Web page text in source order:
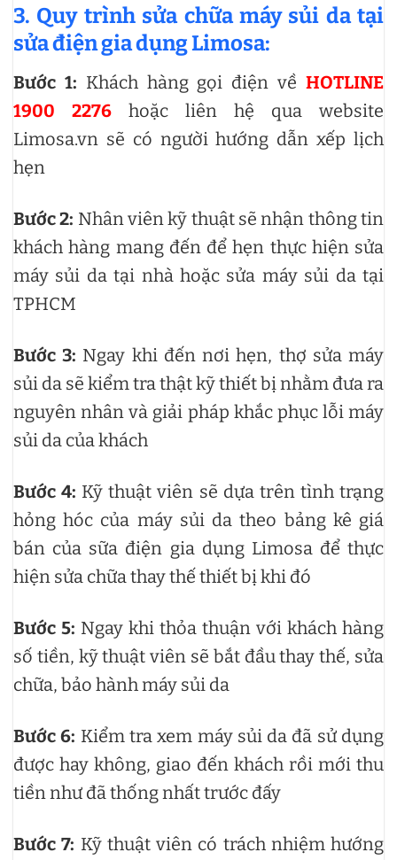
3. Quy trình sửa chữa máy sủi da tại
sửa điện gia dụng Limosa:
Bước 1: Khách hàng gọi điện vềHOTLINE
1900 2276 hoặc liên hệ qua website
Limosa.vn sẽ có người hướng dẫn xếp lịch
hẹn
Bước 2: Nhân viên kỹ thuật sẽ nhận thông tin
khách hàng mang đến để hẹn thực hiện sửa
máy sủi da tại nhà hoặc sửa máy sủi da tại
TPHCM
Bước 3: Ngay khi đến nơi hẹn, thợ sửa máy
sủi da sẽ kiểm tra thật kỹ thiết bị nhằm đưa ra
nguyên nhân và giải pháp khắc phục lỗi máy
sủi da của khách
Bước 4: Kỹ thuật viên sẽ dựa trên tình trạng
hỏng hóc của máy sủi da theo bảng kê giá
bán của sữa điện gia dụng Limosa để thực
hiện sửa chữa thay thế thiết bị khi đó
Bước 5: Ngay khi thỏa thuận với khách hàng
số tiền, kỹ thuật viên sẽ bắt đầu thay thế, sửa
chữa, bảo hành máy sủi da
Bước 6: Kiểm tra xem máy sủi da đã sử dụng
được hay không, giao đến khách rồi mới thu
tiền như đã thống nhất trước đấy
Bước 7: Kỹ thuật viên có trách nhiệm hướng